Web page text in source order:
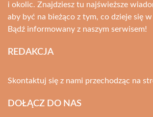
i okolic. Znajdziesz tu najświeższe
aby być na bieżąco z tym, co dzieje się
Bądź informowany z naszym serwisem!
REDAKCJA
Skontaktuj się z nami przechodząc na
DOŁĄCZ DO NAS